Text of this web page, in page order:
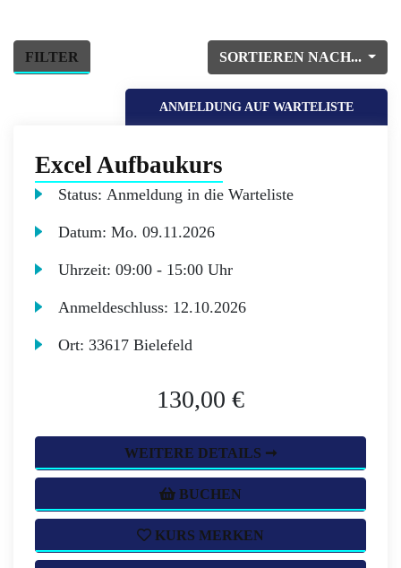
SORTIEREN NACH...
FILTER
ANMELDUNG AUF WARTELISTE
Excel Aufbaukurs
Status:Anmeldung in die Warteliste
Datum:Mo. 09.11.2026
Uhrzeit:09:00 - 15:00 Uhr
Anmeldeschluss: 12.10.2026
Ort:33617 Bielefeld
130,00 €
WEITERE DETAILS ➞
BUCHEN
KURS MERKEN